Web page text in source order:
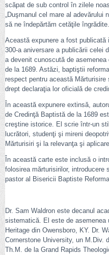
scăpat de sub control în zilele
„Duşmanul cel mare al adevărului
să ne îndepărtăm cetăţile
Această expunere a fost
300-a aniversare a publicării celei
a devenit cunoscută de
de la 1689. Astăzi, baptiştii
respect pentru această
drept declaraţia lor oficială de
În această expunere extinsă,
de Credinţă Baptistă de la 1689
creştine istorice. El scrie într-un
lucrători, studenţi şi mireni
Mărturisiri şi la relevanţa şi
În această carte este inclusă o
folosirea mărturisirilor, introducere
pastor al Bisericii Baptiste
Dr. Sam Waldron este decanul
sistematică. El este de
Heritage din Owensboro, KY. Dr.
Cornerstone University, un M.Div.
Th.M. de la Grand Rapids